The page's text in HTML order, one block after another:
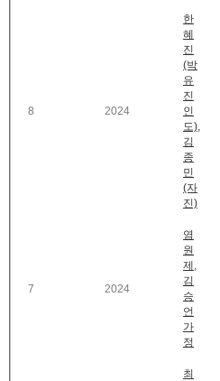
8 2024
한
혜
진
(박
유
진
인
도),
김
종
민
(자
진)
7 2024
염
원
제,
김
승
언
가
정
최